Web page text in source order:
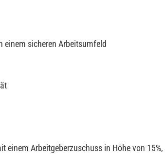
sicheren Arbeitsumfeld
einem Arbeitgeberzuschuss in Höhe von 15%,